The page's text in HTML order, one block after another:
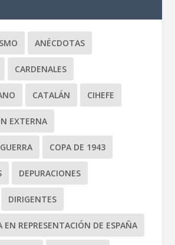
ANÉCDOTAS
CARDENALES
CATALÁN CIHEFE
EXTERNA
COPA DE 1943
DEPURACIONES
DIRIGENTES
EN REPRESENTACIÓN DE ESPAÑA